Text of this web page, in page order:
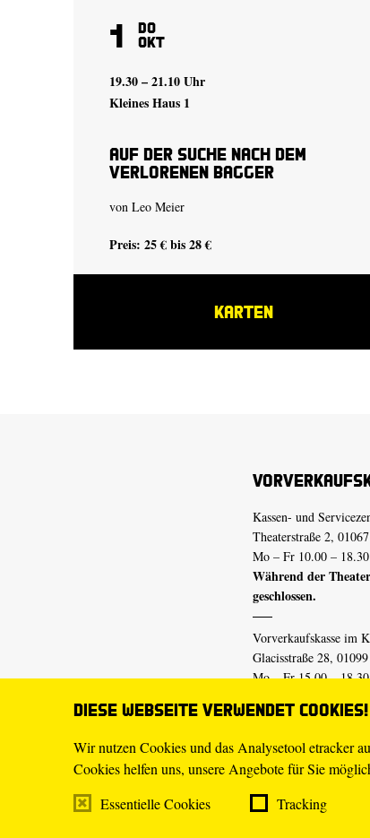
Diese Webseite verwendet Cookies!
Wir nutzen Cookies und das Analysetool etracker
Cookies helfen uns, unsere Angebote für Sie
Essentielle Cookies
Tracking
1 Do
Okt
19.30 – 21.10 Uhr
Kleines Haus 1
auf der suche nach dem
verlorenen bagger
von Leo Meier
Preis: 25 € bis 28 €
KARTEN
Kassen- und
Theaterstraße 2,
Mo – Fr 10.00 –
Während der
geschlossen.
Vorverkaufskasse im
Glacisstraße 28,
Mo – Fr 15.00 –
geschlossen.
E-Mail
Telefon 0351.49 13-555
Mo – Fr 10.00 – 18.30